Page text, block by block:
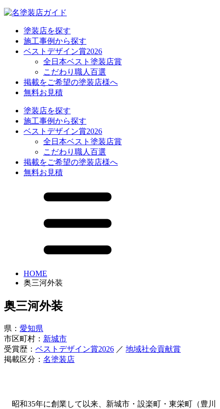
塗装店を探す
施工事例から探す
ベストデザイン賞2026
全日本ベスト塗装店賞
こだわり職人百選
掲載をご希望の塗装店様へ
無料お見積
塗装店を探す
施工事例から探す
ベストデザイン賞2026
全日本ベスト塗装店賞
こだわり職人百選
掲載をご希望の塗装店様へ
無料お見積
HOME
奥三河外装
奥三河外装
県： 愛知県
市区町村： 新城市
受賞歴： ベストデザイン賞2026 ／ 地域社会貢献賞
掲載区分： 名塗装店
昭和35年に創業して以来、新城市・設楽町・東栄町（豊川